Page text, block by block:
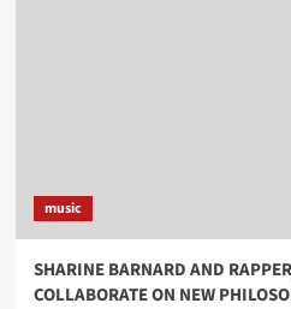
music
SHARINE BARNARD AND
COLLABORATE ON NEW